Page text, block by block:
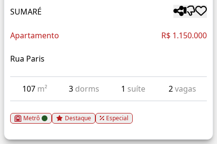
SUMARÉ
Apartamento R$ 1.150.000
Rua Paris
107 m² 3 dorms 1 suíte 2vagas
Metrô Destaque Especial